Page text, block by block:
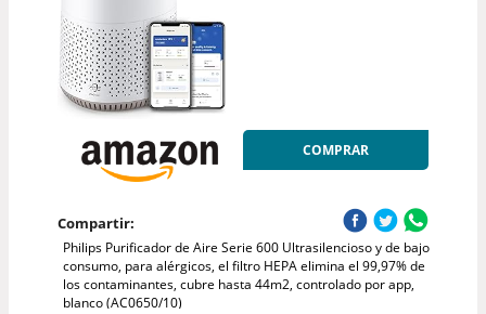
COMPRAR
Compartir:
Philips Purificador de Aire Serie 600 Ultrasilencioso y de bajo
consumo, para alérgicos, el filtro HEPA elimina el 99,97% de
los contaminantes, cubre hasta 44m2, controlado por app,
blanco (AC0650/10)